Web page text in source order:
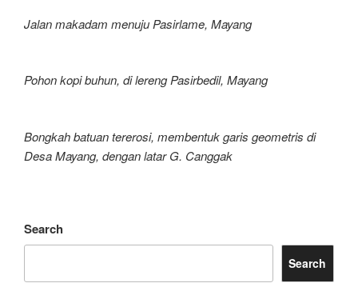
Jalan makadam menuju Pasirlame, Mayang
Pohon kopi buhun, di lereng Pasirbedil, Mayang
Bongkah batuan tererosi, membentuk garis geometris di
Desa Mayang, dengan latar G. Canggak
Search
Search